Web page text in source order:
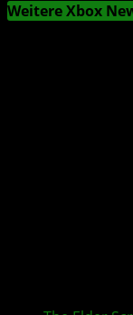
Weitere Xbox